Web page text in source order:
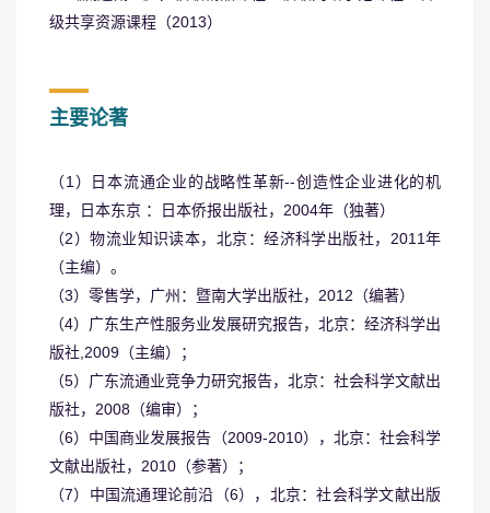
级共享资源课程（2013）
主要论著
（1）日本流通企业的战略性革新--创造性企业进化的机
理，日本东京 ：日本侨报出版社，2004年（独著）
（2）物流业知识读本，北京：经济科学出版社，2011年
（主编）。
（3）零售学，广州：暨南大学出版社，2012（编著）
（4）广东生产性服务业发展研究报告，北京：经济科学出
版社,2009（主编）；
（5）广东流通业竞争力研究报告，北京：社会科学文献出
版社，2008（编审）；
（6）中国商业发展报告（2009-2010），北京：社会科学
文献出版社，2010（参著）；
（7）中国流通理论前沿（6），北京：社会科学文献出版